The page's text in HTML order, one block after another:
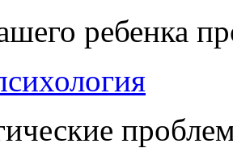
ребенка